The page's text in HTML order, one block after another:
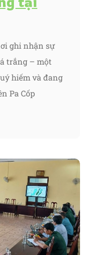
ghi nhận sự
trắng – một
hiếm và đang
Pa Cốp